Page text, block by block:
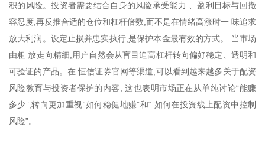
积的风险。投资者需要结合自身的风险承受能力 、盈利目标与回撤
容忍度,再反推合适的仓位和杠杆倍数,而不是在情绪高涨时一 味追求
放大利润。设定止损并忠实执行,是保护本金最有效的方式。 当市场
由粗 放走向精细,用户自然会从盲目追高杠杆转向偏好稳定、透明和
可验证的产品。在 恒信证券官网等渠道,可以看到越来越多关于配资
风险教育与投资者保护的内容, 这也表明市场正在从单纯讨论“能赚
多少”,转向更加重视“如何稳健地赚”和“ 如何在投资线上配资中控制
风险”。